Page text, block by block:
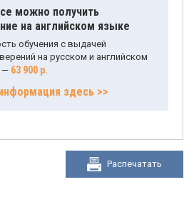
можно получить
на английском языке
обучения с выдачей
на русском и английском
— 63 900 р.
здесь >>
Распечатать